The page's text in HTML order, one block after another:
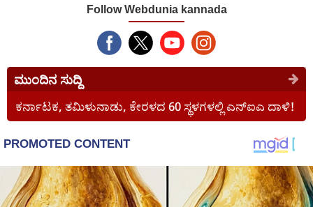
Follow Webdunia kannada
ಮುಂದಿನ ಸುದ್ದಿ
ಕರ್ನಾಟಕ, ತಮಿಳುನಾಡು, ಕೇರಳದ 60 ಸ್ಥಳಗಳಲ್ಲಿ ಎನ್ಐಎ ದಾಳಿ!